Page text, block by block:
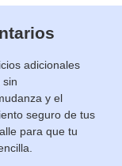
adicionales
sin
y el
seguro de tus
para que tu